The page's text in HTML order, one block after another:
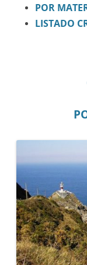
POR
LISTADO